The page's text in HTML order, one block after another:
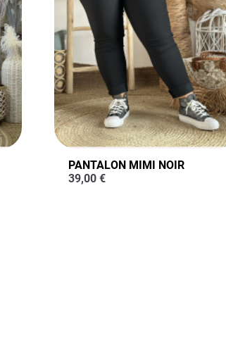
PANTALON MIMI NOIR
39,00€